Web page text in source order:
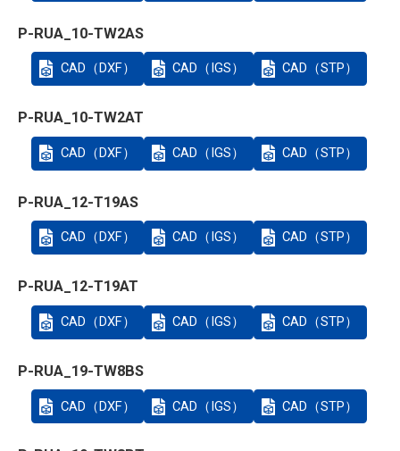
P-RUA_10-TW2AS
CAD（DXF） CAD（IGS） CAD（STP）
P-RUA_10-TW2AT
CAD（DXF） CAD（IGS） CAD（STP）
P-RUA_12-T19AS
CAD（DXF） CAD（IGS） CAD（STP）
P-RUA_12-T19AT
CAD（DXF） CAD（IGS） CAD（STP）
P-RUA_19-TW8BS
CAD（DXF） CAD（IGS） CAD（STP）